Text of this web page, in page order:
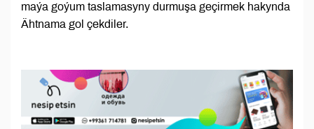
maýa goýum taslamasyny durmuşa geçirmek hakynda
Ähtnama gol çekdiler.